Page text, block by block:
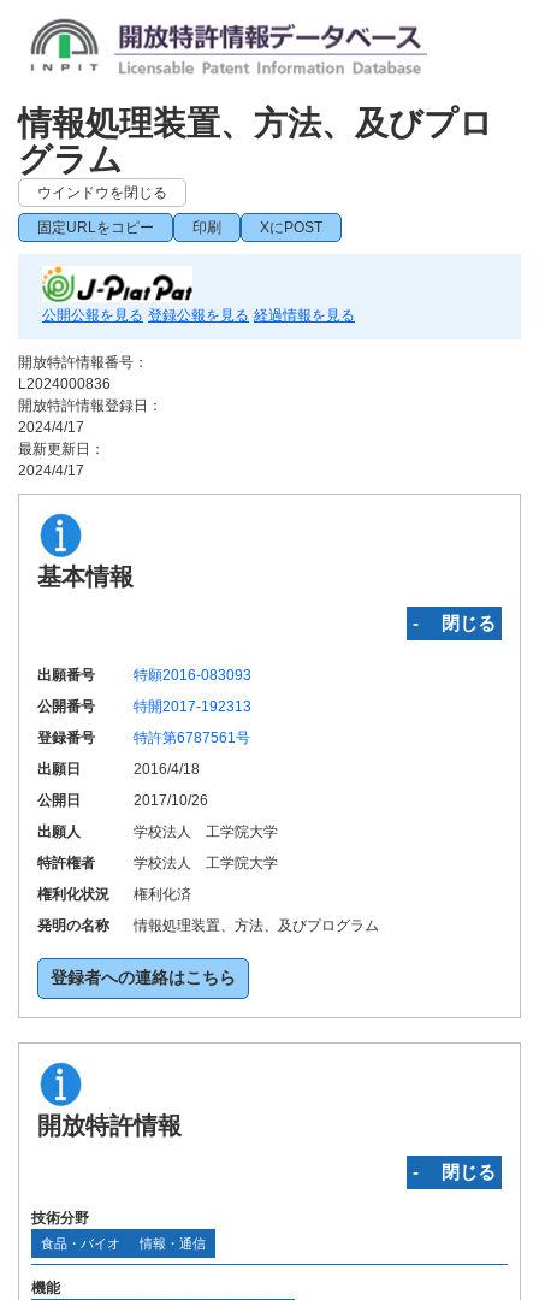
情報処理装置、方法、及びプロ
グラム
ウインドウを閉じる
固定URLをコピー 印刷 XにPOST
公開公報を見る 登録公報を見る 経過情報を見る
開放特許情報番号：
L2024000836
開放特許情報登録日：
2024/4/17
最新更新日：
2024/4/17
基本情報
‐ 閉じる
出願番号
特願2016-083093
公開番号
特開2017-192313
登録番号
特許第6787561号
出願日
2016/4/18
公開日
2017/10/26
出願人
学校法人 工学院大学
特許権者
学校法人 工学院大学
権利化状況
権利化済
発明の名称
情報処理装置、方法、及びプログラム
登録者への連絡はこちら
開放特許情報
‐ 閉じる
技術分野
食品・バイオ 情報・通信
機能